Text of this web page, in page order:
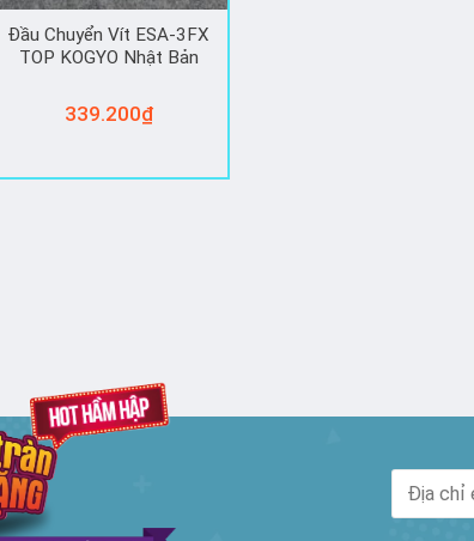
Đầu Chuyển Vít ESA-3FX
TOP KOGYO Nhật Bản
339.200₫